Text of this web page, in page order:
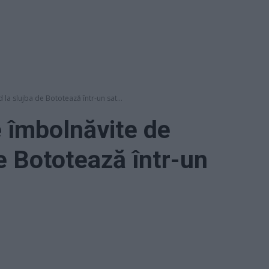
slujba de Bototează într-un sat...
îmbolnăvite de
Bototează într-un